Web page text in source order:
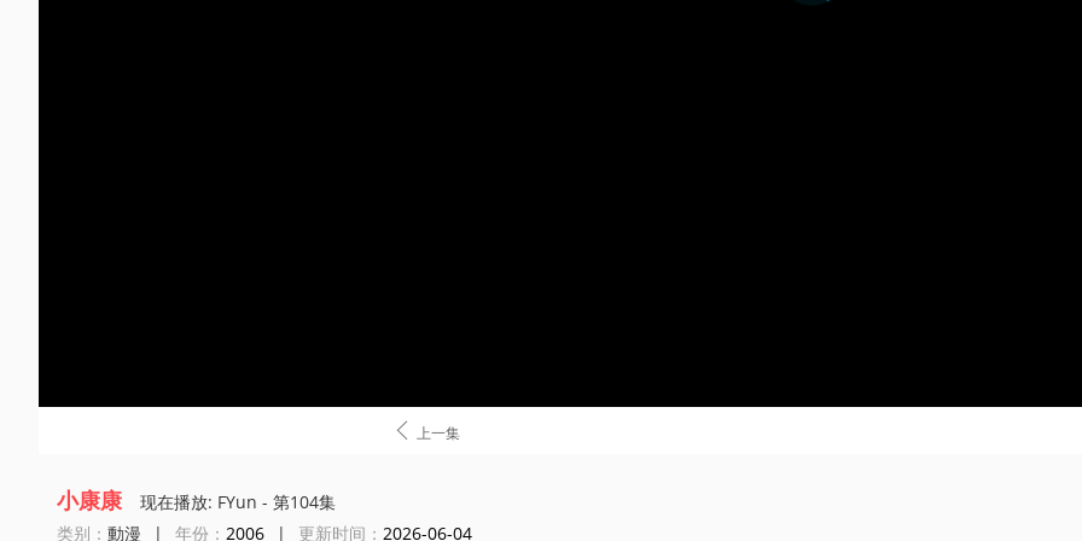
 上一集
小康康
现在播放: FYun - 第104集
类别： 動漫 | 年份： 2006 | 更新时间： 2026-06-04